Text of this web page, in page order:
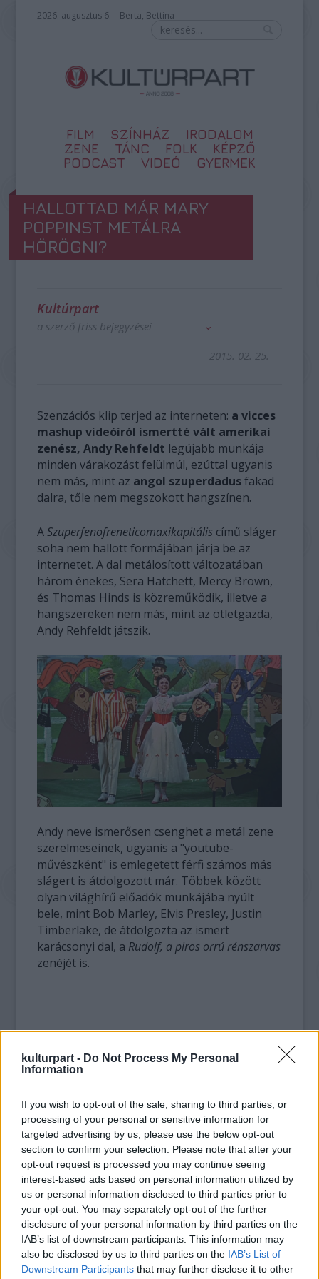
kulturpart - Do Not Process My Personal
Information
If you wish to opt-out of the sale, sharing to third parties, or
processing of your personal or sensitive information for
targeted advertising by us, please use the below opt-out
section to confirm your selection. Please note that after your
opt-out request is processed you may continue seeing
interest-based ads based on personal information utilized by
us or personal information disclosed to third parties prior to
your opt-out. You may separately opt-out of the further
disclosure of your personal information by third parties on the
IAB’s list of downstream participants. This information may
also be disclosed by us to third parties on the IAB’s List of
Downstream Participants that may further disclose it to other
2026. augusztus 6. – Berta, Bettina
FILM SZÍNHÁZ
IRODALOM
ZENE
TÁNC FOLK
KÉPZŐ
PODCAST
VIDEÓ GYERMEK
HALLOTTAD MÁR MARY
POPPINST METÁLRA
HÖRÖGNI?
Kultúrpart
a szerző friss bejegyzései
2015. 02. 25.
Szenzációs klip terjed az interneten: a vicces
mashup videóiról ismertté vált amerikai
zenész, Andy Rehfeldt legújabb munkája
minden várakozást felülmúl, ezúttal ugyanis
nem más, mint az angol szuperdadusfakad
dalra, tőle nem megszokott hangszínen.
ASzuperfenofreneticomaxikapitális című sláger
soha nem hallott formájában járja be az
internetet. A dal metálosított változatában
három énekes, Sera Hatchett, Mercy Brown,
és Thomas Hinds is közreműködik, illetve a
hangszereken nem más, mint az ötletgazda,
Andy Rehfeldt játszik.
Andy neve ismerősen csenghet a metál zene
szerelmeseinek, ugyanis a "youtube-
művészként" is emlegetett férfi számos más
slágert is átdolgozott már. Többek között
olyan világhírű előadók munkájába nyúlt
bele, mint Bob Marley, Elvis Presley, Justin
Timberlake, de átdolgozta az ismert
karácsonyi dal, a Rudolf, a piros orrú rénszarvas
zenéjét is.